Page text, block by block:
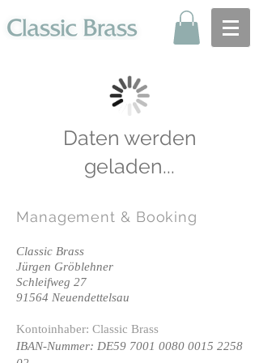
Daten werden
geladen...
Management & Booking
Classic Brass
Jürgen Gröblehner
Schleifweg 27
91564 Neuendettelsau
Kontoinhaber: Classic Brass
IBAN-Nummer: DE59 7001 0080 0015 2258